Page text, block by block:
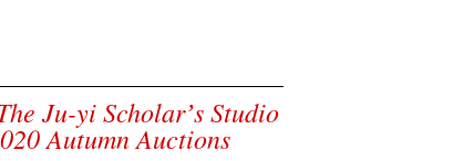
Ju-yi Scholarʼs Studio
Autumn Auctions